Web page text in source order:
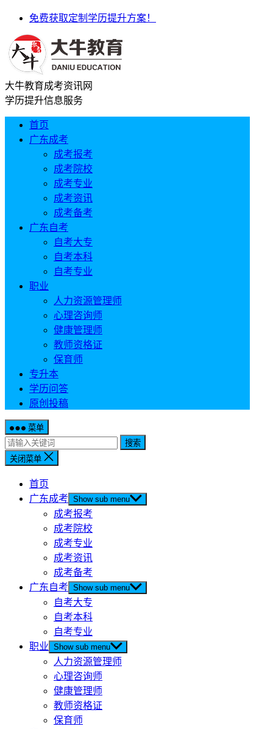
免费获取定制学历提升方案！
大牛教育成考资讯网
学历提升信息服务
首页
广东成考
成考报考
成考院校
成考专业
成考资讯
成考备考
广东自考
自考大专
自考本科
自考专业
职业
人力资源管理师
心理咨询师
健康管理师
教师资格证
保育师
专升本
学历问答
原创投稿
菜单
搜索
关闭菜单
首页
广东成考 Show sub menu
成考报考
成考院校
成考专业
成考资讯
成考备考
广东自考 Show sub menu
自考大专
自考本科
自考专业
职业 Show sub menu
人力资源管理师
心理咨询师
健康管理师
教师资格证
保育师